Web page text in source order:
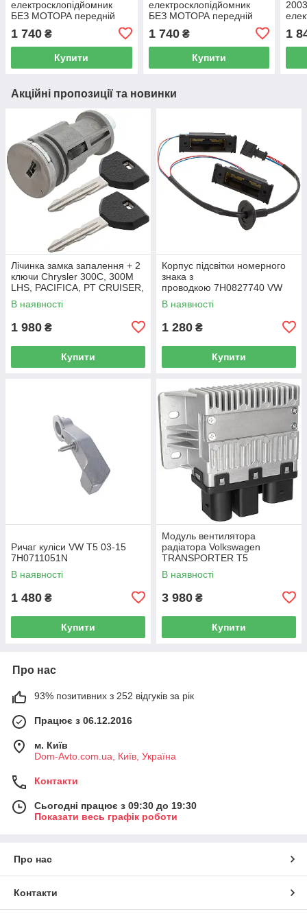
електросклопідйомник
БЕЗ МОТОРА передній
1 740 ₴
Купити
електросклопідйомник
БЕЗ МОТОРА передній
1 740₴
Купити
1
Акційні пропозиції та новинки
Лічинка замка запалення + 2
ключи Chrysler 300C, 300M
LHS, PACIFICA, PT CRUISER,
SEBRING 5003843AB
В наявності
1 980 ₴
Купити
Корпус підсвітки номерного
знака з
проводкою 7H0827740 VW
Caddy III (2K) 2004-2015
/ Caddy IV (SA) 2016-
В наявності
1 280 ₴
Купити
Ричаг куліси VW T5 03-15
7H0711051N
В наявності
1 480 ₴
Купити
Модуль вентилятора
радіатора Volkswagen
TRANSPORTER T5
Фургон 03-15 7H0919506D
В наявності
3 980 ₴
Купити
Про нас
93% позитивних з 252 відгуків за рік
Працює з 06.12.2016
м. Київ
Dom-Avto.com.ua, Київ, Україна
Контакти
Сьогодні працює з 09:30 до 19:30
Показати весь графік роботи
Про нас
Контакти